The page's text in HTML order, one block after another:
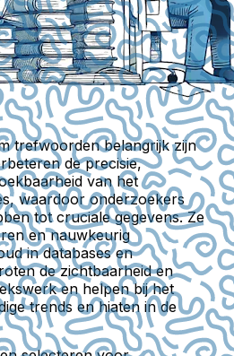
trefwoorden belangrijk zijn
de precisie,
van het
waardoor onderzoekers
tot cruciale gegevens. Ze
en nauwkeurig
in databases en
de zichtbaarheid en
en helpen bij het
trends en hiaten in de